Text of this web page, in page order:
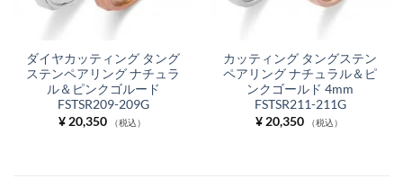
ダイヤカッティング タング
ステンペアリング ナチュラ
ル＆ピンクゴルード
FSTSR209-209G
¥20,350 （税込）
カッティング タングステン
ペアリング ナチュラル＆ピ
ンクゴールド 4mm
FSTSR211-211G
¥20,350 （税込）